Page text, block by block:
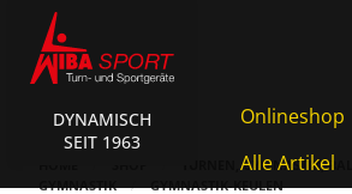
DYNAMISCH
SEIT 1963
Onlineshop
Alle Artikel
Badminton,
TURNEN, GYMNASTIK,
GYMNASTIK
GYMNASTIK-KEULEN